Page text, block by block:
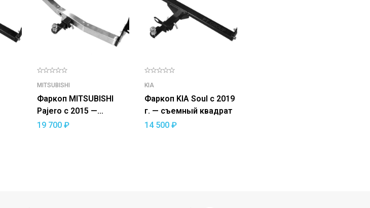
MITSUBISHI
Фаркоп MITSUBISHI
Pajero с 2015 —
съемный квадрат
19 700 ₽
KIA
Фаркоп KIA Soul с 2019
г. — съемный квадрат
14 500₽